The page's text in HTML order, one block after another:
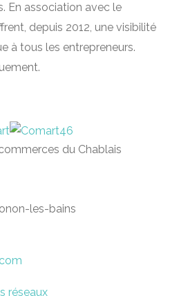
En association avec le
depuis 2012, une visibilité
à tous les entrepreneurs.
du Chablais
les-bains
réseaux